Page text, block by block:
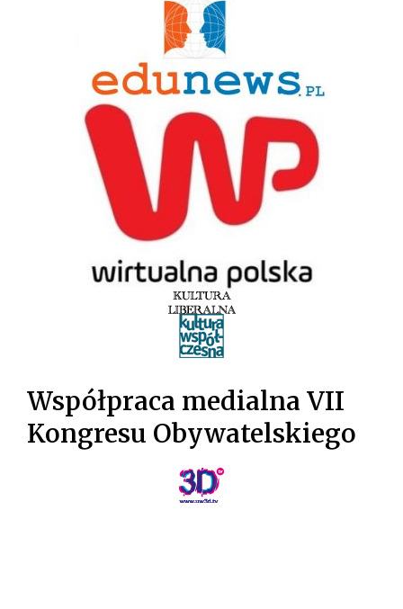
Współpraca medialna VII
Kongresu Obywatelskiego